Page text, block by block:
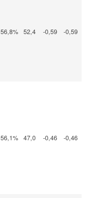
56,8% 52,4 -0,59 -0,59
56,1% 47,0 -0,46 -0,46